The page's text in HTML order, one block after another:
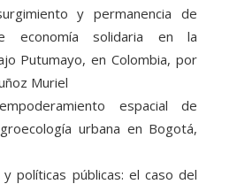
y permanencia de
economía solidaria en la
Putumayo, en Colombia, por
Muriel
espacial de
urbana en Bogotá,
políticas públicas: el caso del